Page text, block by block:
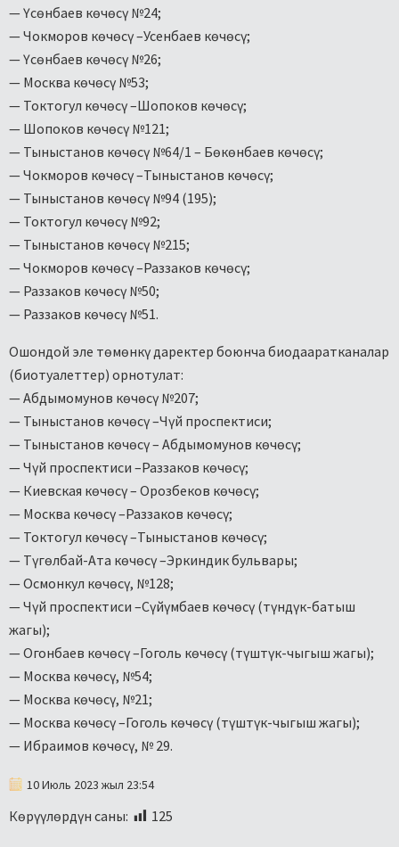
— Үсөнбаев көчөсү №24;
— Чокморов көчөсү –Усенбаев көчөсү;
— Үсөнбаев көчөсү №26;
— Москва көчөсү №53;
— Токтогул көчөсү –Шопоков көчөсү;
— Шопоков көчөсү №121;
— Тыныстанов көчөсү №64/1 – Бөкөнбаев көчөсү;
— Чокморов көчөсү –Тыныстанов көчөсү;
— Тыныстанов көчөсү №94 (195);
— Токтогул көчөсү №92;
— Тыныстанов көчөсү №215;
— Чокморов көчөсү –Раззаков көчөсү;
— Раззаков көчөсү №50;
— Раззаков көчөсү №51.
Ошондой эле төмөнкү даректер боюнча биодааратканалар
(биотуалеттер) орнотулат:
— Абдымомунов көчөсү №207;
— Тыныстанов көчөсү –Чүй проспектиси;
— Тыныстанов көчөсү – Абдымомунов көчөсү;
— Чүй проспектиси –Раззаков көчөсү;
— Киевская көчөсү – Орозбеков көчөсү;
— Москва көчөсү –Раззаков көчөсү;
— Токтогул көчөсү –Тыныстанов көчөсү;
— Түгөлбай-Ата көчөсү –Эркиндик бульвары;
— Осмонкул көчөсү, №128;
— Чүй проспектиси –Сүйүмбаев көчөсү (түндүк-батыш
жагы);
— Огонбаев көчөсү –Гоголь көчөсү (түштүк-чыгыш жагы);
— Москва көчөсү, №54;
— Москва көчөсү, №21;
— Москва көчөсү –Гоголь көчөсү (түштүк-чыгыш жагы);
— Ибраимов көчөсү, № 29.
10 Июль 2023 жыл 23:54
Көрүүлөрдүн саны: 125